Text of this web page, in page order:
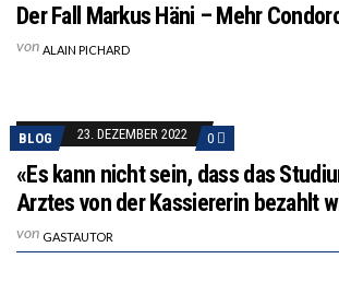
Der Fall Markus Häni – Mehr
von ALAIN PICHARD
BLOG 23. DEZEMBER 2022 0
«Es kann nicht sein, dass das
Arztes von der Kassiererin bezahlt
von GASTAUTOR